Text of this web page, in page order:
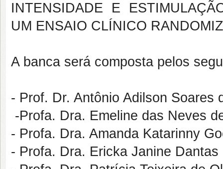
INTENSIDADE E
UM ENSAIO CLÍNICO
A banca será composta pelos
- Prof. Dr. Antônio Adilson Soares
-Profa. Dra. Emeline das Neves
- Profa. Dra. Amanda Katarinny
- Profa. Dra. Ericka Janine